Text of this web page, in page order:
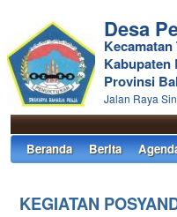
Desa
Kecamatan
Kabupaten
Provinsi
Jalan Raya
Beranda Berita
KEGIATAN